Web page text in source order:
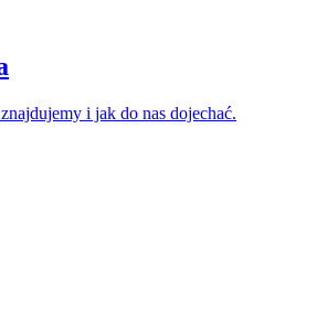
i jak do nas dojechać.